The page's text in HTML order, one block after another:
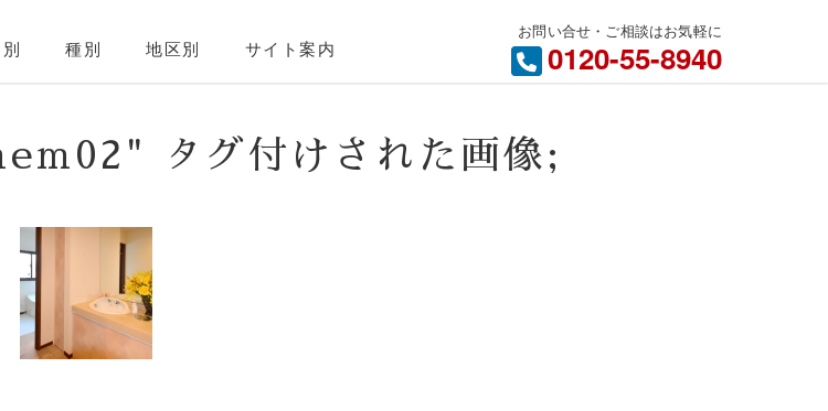
種別 地区別 サイト案内
お問い合せ・ご相談はお気軽に
0120-55-8940
タグ付けされた画像;